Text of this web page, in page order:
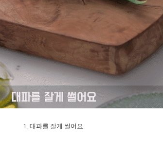
1. 대파를 잘게 썰어요.